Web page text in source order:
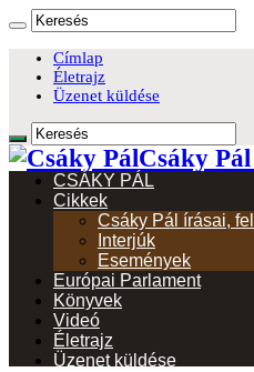
Címlap
Életrajz
Üzenet küldése
Csáky
CSÁKY PÁL
Cikkek
Csáky Pál írásai,
Interjúk
Események
Európai Parlament
Könyvek
Videó
Életrajz
Üzenet küldése